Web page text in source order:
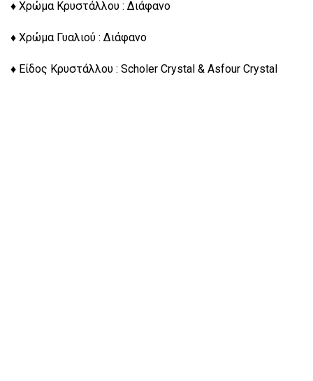
♦ Χρώμα Κρυστάλλου : Διάφανο
♦ Χρώμα Γυαλιού : Διάφανο
♦ Είδος Κρυστάλλου : Scholer Crystal & Asfour Crystal